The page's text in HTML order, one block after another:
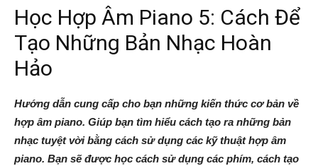
Học Hợp Âm Piano 5: Cách Để
Tạo Những Bản Nhạc Hoàn
Hảo
Hướng dẫn cung cấp cho bạn những kiến thức cơ bản về
hợp âm piano. Giúp bạn tìm hiểu cách tạo ra những bản
nhạc tuyệt vời bằng cách sử dụng các kỹ thuật hợp âm
piano. Bạn sẽ được học cách sử dụng các phím, cách tạo